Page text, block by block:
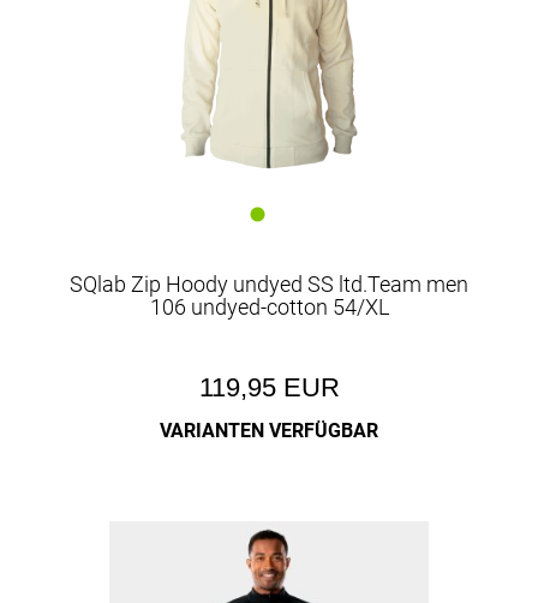
SQlab Zip Hoody undyed SS ltd.Team men
106 undyed-cotton 54/XL
119,95 EUR
VARIANTEN VERFÜGBAR